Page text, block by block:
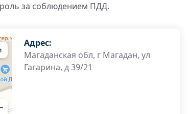
за соблюдением ПДД.
Адрес:
Магаданская обл, г Магадан, ул
Гагарина, д 39/21